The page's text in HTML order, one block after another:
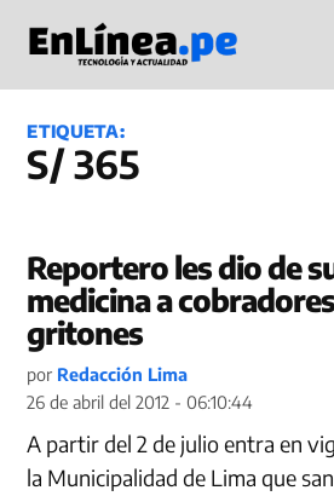
contenido
en
ETIQUETA:
S/ 365
Reportero les dio de
medicina a
gritones
por Redacción Lima
26 de abril del 2012 - 06:10:44
A partir del 2 de julio entra en
la Municipalidad de Lima que